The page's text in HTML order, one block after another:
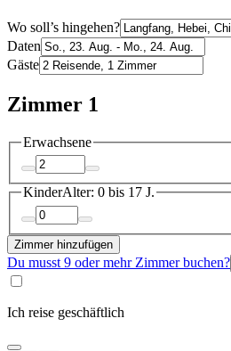
Wo soll’s hingehen?
Daten
Gäste
Zimmer 1
Erwachsene
KinderAlter: 0 bis 17 J.
Zimmer hinzufügen
Du musst 9 oder mehr Zimmer buchen?
Ich reise geschäftlich